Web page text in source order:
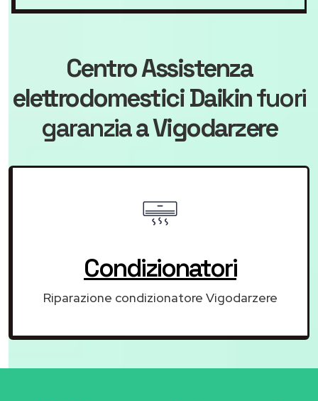
Centro Assistenza
elettrodomestici Daikinfuori
garanziaa Vigodarzere
Condizionatori
Riparazione condizionatore Vigodarzere